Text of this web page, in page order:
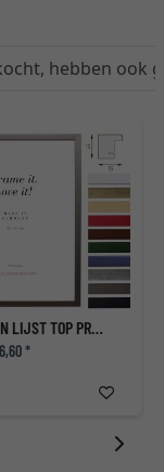
hebben ook
HOUTEN LIJST TOP PRO S
*